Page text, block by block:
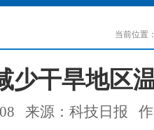
当前位置
少干旱地区
来源：科技日报